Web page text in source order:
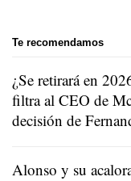
Te recomendamos
¿Se retirará en
filtra al CEO de
decisión de
Alonso y su